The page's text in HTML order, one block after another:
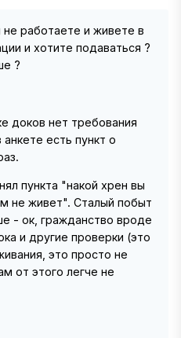
работаете и живете в
и хотите подаваться ?
?
доков нет требования
есть пункт о
пункта "накой хрен вы
не живет". Сталый побыт
- ок, гражданство вроде
и другие проверки (это
это просто не
от этого легче не